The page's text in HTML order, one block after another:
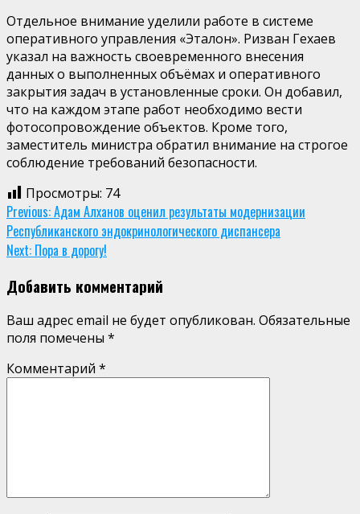
Отдельное внимание уделили работе в системе
оперативного управления «Эталон». Ризван Гехаев
указал на важность своевременного внесения
данных о выполненных объёмах и оперативного
закрытия задач в установленные сроки. Он добавил,
что на каждом этапе работ необходимо вести
фотосопровождение объектов. Кроме того,
заместитель министра обратил внимание на строгое
соблюдение требований безопасности.
Просмотры: 74
Continue
Reading
Previous:Адам Алханов оценил результаты модернизации
Республиканского эндокринологического диспансера
Next: Пора в дорогу!
Добавить комментарий
Ваш адрес email не будет опубликован. Обязательные
поля помечены *
Комментарий *